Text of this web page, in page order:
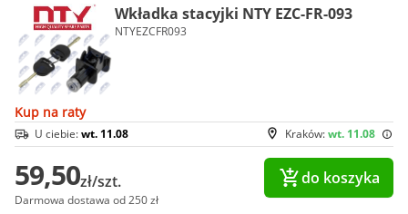
Wkładka stacyjki NTY EZC-FR-093
NTYEZCFR093
Kup na raty
Kraków:wt. 11.08
U ciebie:wt. 11.08
59,50zł/szt.
Darmowa dostawa od 250 zł
do koszyka